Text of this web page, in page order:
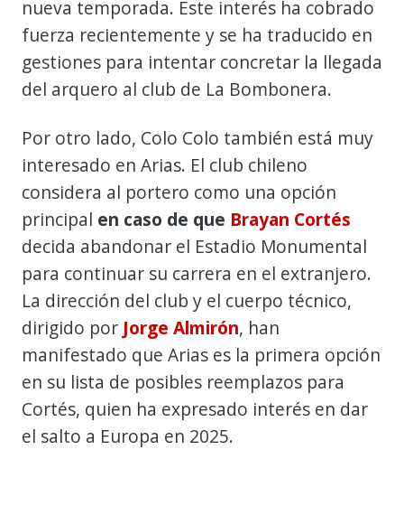
nueva temporada. Este interés ha cobrado
fuerza recientemente y se ha traducido en
gestiones para intentar concretar la llegada
del arquero al club de La Bombonera.
Por otro lado, Colo Colo también está muy
interesado en Arias. El club chileno
considera al portero como una opción
principal en caso de que Brayan Cortés
decida abandonar el Estadio Monumental
para continuar su carrera en el extranjero.
La dirección del club y el cuerpo técnico,
dirigido por Jorge Almirón, han
manifestado que Arias es la primera opción
en su lista de posibles reemplazos para
Cortés, quien ha expresado interés en dar
el salto a Europa en 2025.